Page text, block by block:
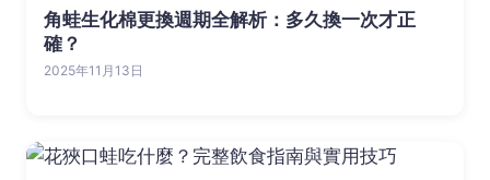
角蛙生化棉更換週期全解析：多久換一次才正
確？
2025年11月13日